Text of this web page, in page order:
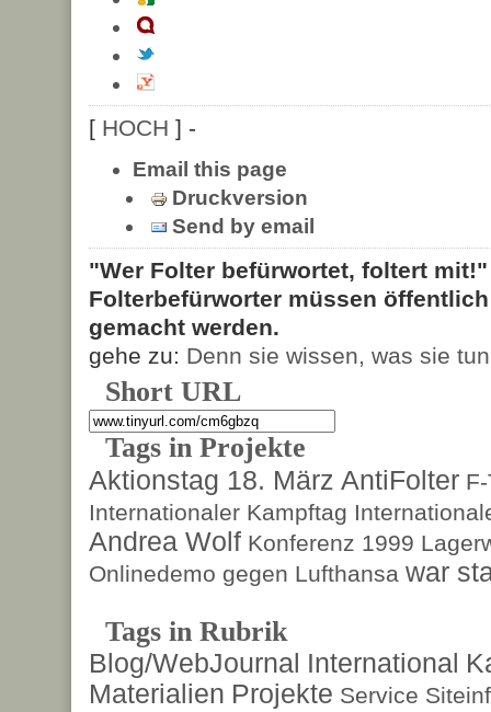
[ HOCH ] -
Email this page
Druckversion
Send by email
"Wer Folter befürwortet, foltert
Folterbefürworter müssen
gemacht werden.
gehe zu: Denn sie wissen, was sie tun
Short URL
Tags in Projekte
Aktionstag 18. März AntiFolter
Internationaler Kampftag
Andrea Wolf Konferenz 1999
Onlinedemo gegen Lufthansa war
Tags in Rubrik
Blog/WebJournal International
Materialien Projekte Service